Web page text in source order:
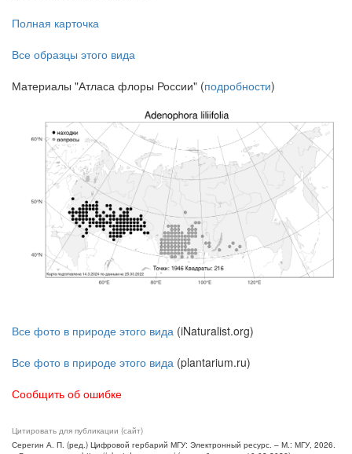
Полная карточка
Все образцы этого вида
Материалы "Атласа флоры России" (подробности)
Все фото в природе этого вида (iNaturalist.org)
Все фото в природе этого вида (plantarium.ru)
Сообщить об ошибке
Цитировать для публикации (сайт)
Серегин А. П. (ред.) Цифровой гербарий МГУ: Электронный ресурс. – М.: МГУ, 2026.